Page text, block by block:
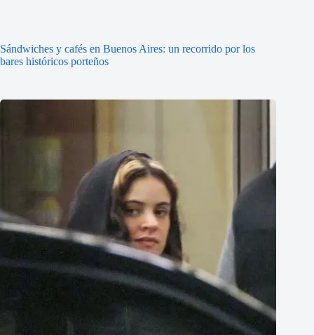
Sándwiches y cafés en Buenos Aires: un recorrido por los
bares históricos porteños